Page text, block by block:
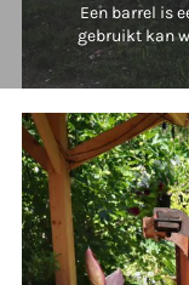
Een barrel is
gebruikt kan